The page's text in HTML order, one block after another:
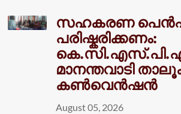
സഹകരണ
പരിഷ്കരിക്കണം:
മാനന്തവാടി
കൺവെൻഷൻ
August 05, 2026